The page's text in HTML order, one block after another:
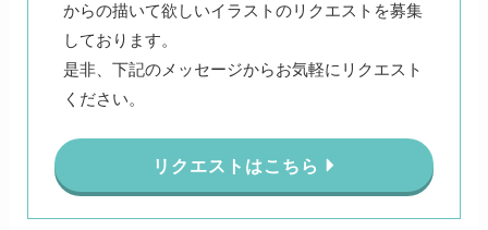
からの描いて欲しいイラストのリクエストを募集
しております。
是非、下記のメッセージからお気軽にリクエスト
ください。
リクエストはこちら